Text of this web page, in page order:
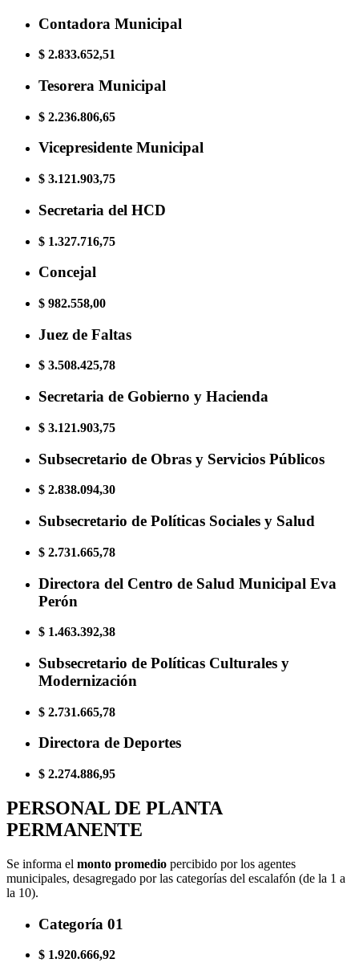
Contadora Municipal
$ 2.833.652,51
Tesorera Municipal
$ 2.236.806,65
Vicepresidente Municipal
$ 3.121.903,75
Secretaria del HCD
$ 1.327.716,75
Concejal
$ 982.558,00
Juez de Faltas
$ 3.508.425,78
Secretaria de Gobierno y Hacienda
$ 3.121.903,75
Subsecretario de Obras y Servicios Públicos
$ 2.838.094,30
Subsecretario de Políticas Sociales y Salud
$ 2.731.665,78
Directora del Centro de Salud Municipal Eva
Perón
$ 1.463.392,38
Subsecretario de Políticas Culturales y
Modernización
$ 2.731.665,78
Directora de Deportes
$ 2.274.886,95
PERSONAL DE PLANTA
PERMANENTE
Se informa el monto promedio percibido por los agentes
municipales, desagregado por las categorías del escalafón (de la 1 a
la 10).
Categoría 01
$ 1.920.666,92